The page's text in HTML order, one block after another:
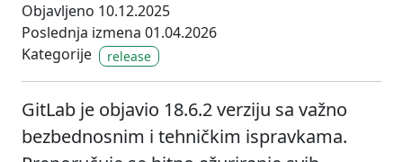
Objavljeno 10.12.2025
Poslednja izmena 01.04.2026
Kategorije
release
GitLab je objavio 18.6.2 verziju sa važno
bezbednosnim i tehničkim ispravkama.